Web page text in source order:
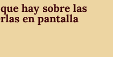
hay sobre las
en pantalla